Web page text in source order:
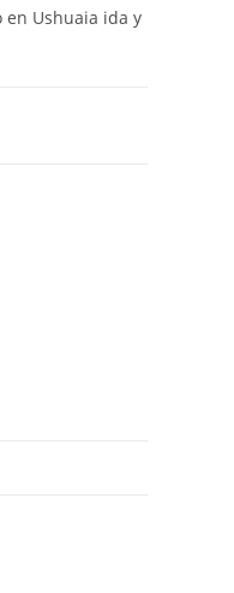
Ushuaia ida y